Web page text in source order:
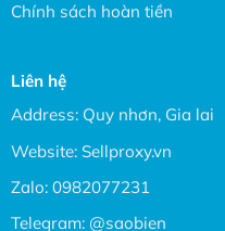
Chính sách hoàn tiền
Liên hệ
Address: Quy nhơn, Gia lai
Website: Sellproxy.vn
Zalo: 0982077231
Telegram: @saobien